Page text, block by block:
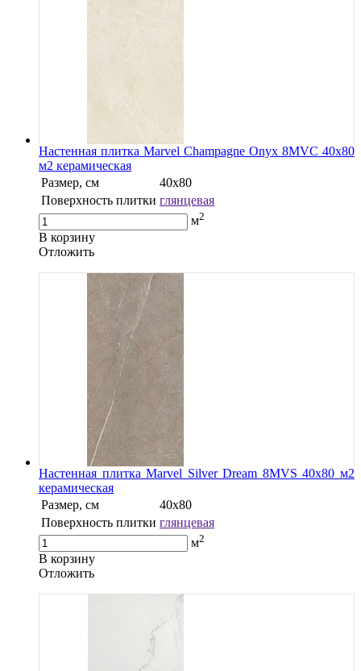
Настенная плитка Marvel Champagne Onyx 8MVC 40x80
м2 керамическая
Размер, см
40х80
Поверхность плитки глянцевая
м2
В корзину
Oтложить
Настенная плитка Marvel Silver Dream 8MVS 40x80 м2
керамическая
Размер, см
40х80
Поверхность плитки глянцевая
м2
В корзину
Oтложить